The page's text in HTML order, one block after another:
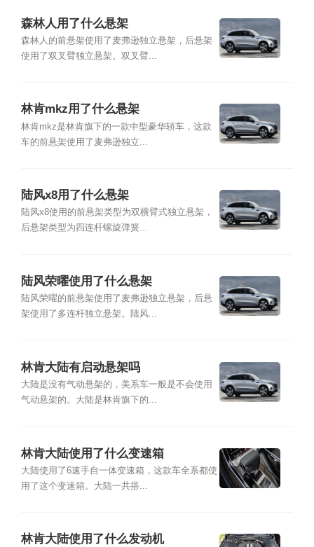
森林人用了什么悬架
森林人的前悬架使用了麦弗逊独立悬架，后悬架
使用了双叉臂独立悬架。双叉臂...
林肯mkz用了什么悬架
林肯mkz是林肯旗下的一款中型豪华轿车，这款
车的前悬架使用了麦弗逊独立...
陆风x8用了什么悬架
陆风x8使用的前悬架类型为双横臂式独立悬架，
后悬架类型为四连杆螺旋弹簧...
陆风荣曜使用了什么悬架
陆风荣曜的前悬架使用了麦弗逊独立悬架，后悬
架使用了多连杆独立悬架。陆风...
林肯大陆有启动悬架吗
大陆是没有气动悬架的，美系车一般是不会使用
气动悬架的。大陆是林肯旗下的...
林肯大陆使用了什么变速箱
大陆使用了6速手自一体变速箱，这款车全系都使
用了这个变速箱。大陆一共搭...
林肯大陆使用了什么发动机